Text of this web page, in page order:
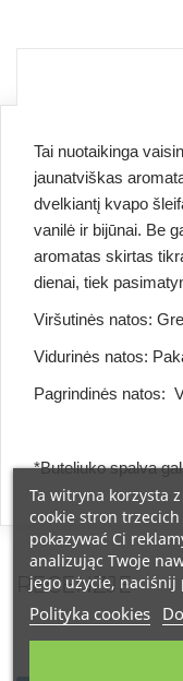
Tai nuotaikinga
jaunatviškas
dvelkiantį kvapo
vanilė ir bijūnai. Be
aromatas skirtas
dienai, tiek
Viršutinės natos:
Vidurinės natos:
Pagrindinės natos:
*Buteliuko spalva
RECENZJE
Ta witryna korzysta
cookie stron
pokazywać Ci
analizując Twoje
jego użycie, naciśnij
Polityka cookies